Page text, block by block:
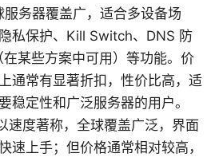
务器覆盖广，适合多设备场
私保护、Kill Switch、DNS 防
某些方案中可用）等功能。价
通常有显著折扣，性价比高，适
稳定性和广泛服务器的用户。
速度著称，全球覆盖广泛，界面
速上手；但价格通常相对较高，